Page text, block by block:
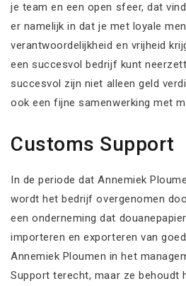
je team en een open sfeer, dat
er namelijk in dat je met loyale
verantwoordelijkheid en vrijheid
een succesvol bedrijf kunt
succesvol zijn niet alleen geld
ook een fijne samenwerking met
Customs Support
In de periode dat Annemiek
wordt het bedrijf overgenomen
een onderneming dat
importeren en exporteren van
Annemiek Ploumen in het
Support terecht, maar ze behoudt